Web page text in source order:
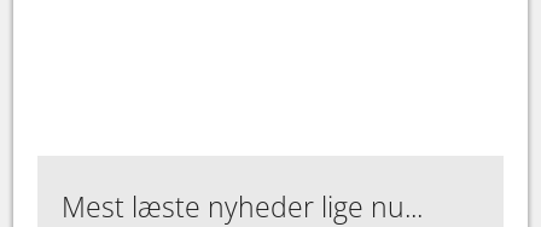
Mest læste nyheder lige nu...